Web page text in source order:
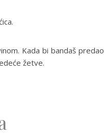
Kada bi bandaš predao
žetve.